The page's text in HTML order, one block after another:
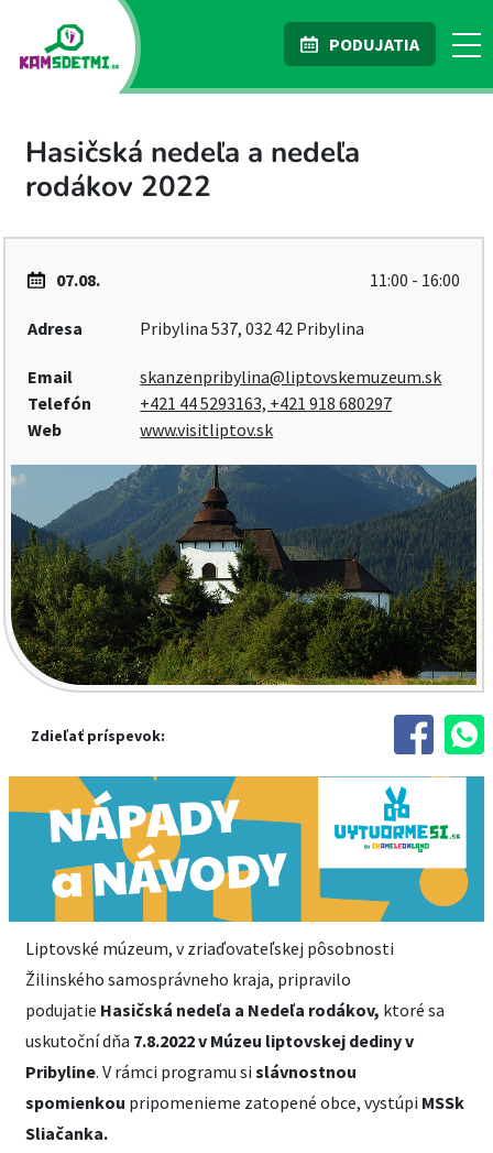
PODUJATIA
Hasičská nedeľa a nedeľa
rodákov 2022
07.08. 11:00 - 16:00
Adresa Pribylina 537, 032 42 Pribylina
Email
skanzenpribylina@liptovskemuzeum.sk
Telefón
+421 44 5293163, +421 918 680297
Web
www.visitliptov.sk
Zdieľať príspevok:
Liptovské múzeum, v zriaďovateľskej pôsobnosti
Žilinského samosprávneho kraja, pripravilo
podujatie Hasičská nedeľa a Nedeľa rodákov, ktoré sa
uskutoční dňa 7.8.2022 v Múzeu liptovskej dediny v
Pribyline. V rámci programu si slávnostnou
spomienkou pripomenieme zatopené obce, vystúpi MSSk
Sliačanka.